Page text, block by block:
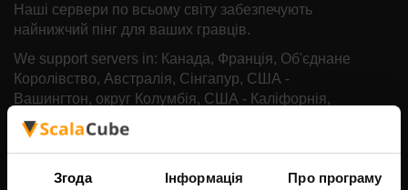
Згода Інформація Про програму
Наші сервери по всьому світу забезпечують
найнижчий пінг для ваших гравців.
We support servers in: Канада, Франція, Об'єднане
Королівство, Австралія, Сінгапур, США -
Вашингтон, округ Колумбія, США - Каліфорнія,
Німеччина, Польща, Індія, Фінляндія, Бразилія,
США - Техас, США - Флорида,